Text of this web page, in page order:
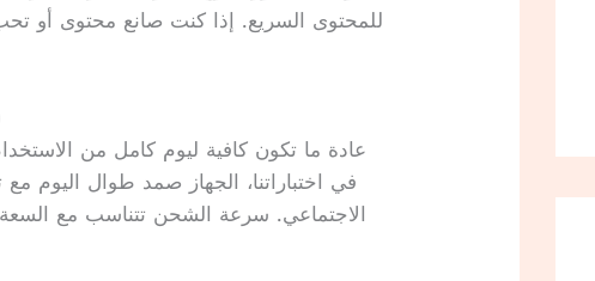
للمحتوى السريع. إذا كنت صانع محتوى أو
في اختباراتنا، الجهاز صمد طوال اليوم
الاجتماعي. سرعة الشحن تتناسب مع